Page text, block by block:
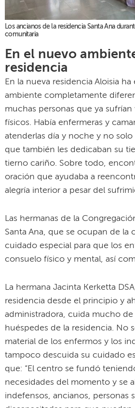
Los ancianos de la residencia Santa Ana
comunitaria
En el nuevo
residencia
En la nueva residencia Aloisia
ambiente completamente
muchas personas que ya sufrían
físicos. Había enfermeras y
atenderlas día y noche y no
que también les dedicaban su
tierno cariño. Sobre todo,
oración que ayudaba a
alegría interior a pesar del
Las hermanas de la
Santa Ana, que se ocupan de la
cuidado especial para que los
consuelo físico y mental, así
La hermana Jacinta Kerketta
residencia desde el principio y
administradora, cuida mucho de
huéspedes de la residencia. No
material de los enfermos y los
tampoco descuida su cuidado
que: “El centro se fundó
necesidades del momento y se
indefensos, ancianos, personas